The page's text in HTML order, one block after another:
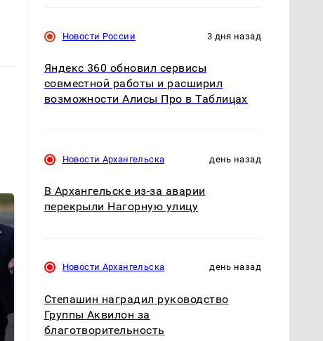
Такую зиму в России
Новости России 3 дня назад
Яндекс 360 обновил сервисы
совместной работы и расширил
возможности Алисы Про в Таблицах
Новости Архангельска день назад
В Архангельске из-за аварии
перекрыли Нагорную улицу
Новости Архангельска день назад
Степашин наградил руководство
Группы Аквилон за
благотворительность